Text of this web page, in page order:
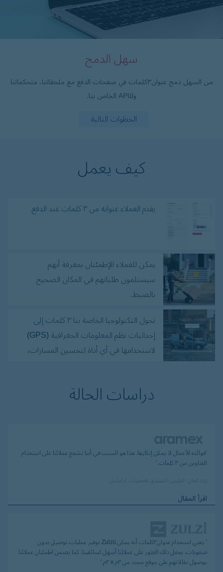
سهل الدمج
من السهل دمج عنوان۳كلمات في صفحات الدفع مع ملحقاتنا، متحكماتنا
واﻠAPI الخاص بنا.
الخطوات التالية
كيف يعمل
يقدم العملاء عنوانه من ۳ كلمات عند الدفع.
يمكن للعملاء الإطمئنان بمعرفة أنهم
سيستلمون طلباتهم في المكان الصحيح
بالضبط.
تحول التكنولوجيا الخاصة بنا ۳ كلمات إلى
إحداثيات نظم المعلومات الجغرافية (GPS)
لاستخدامها في أي أداة لتحسين المسارات،
دراسات الحالة
’فوائده للأعمال لا يمكن إنكارها. هذا هو السبب في أننا نشجع عملائنا على استخدام
العناوين من ۳ كلمات.‘
اقرأ المقال
’ يعني استخدام عنوان۳كلمات أنه يمكن ﻠZulzi توفير عمليات توصيل بدون
صعوبات، يجعل ذلك العثور على عملائنا أسهل لسائقينا، كما يضمن اطمئنان عملائنا
بوصول بقالاتهم على موقع محدد من ٣م x ٣م.'